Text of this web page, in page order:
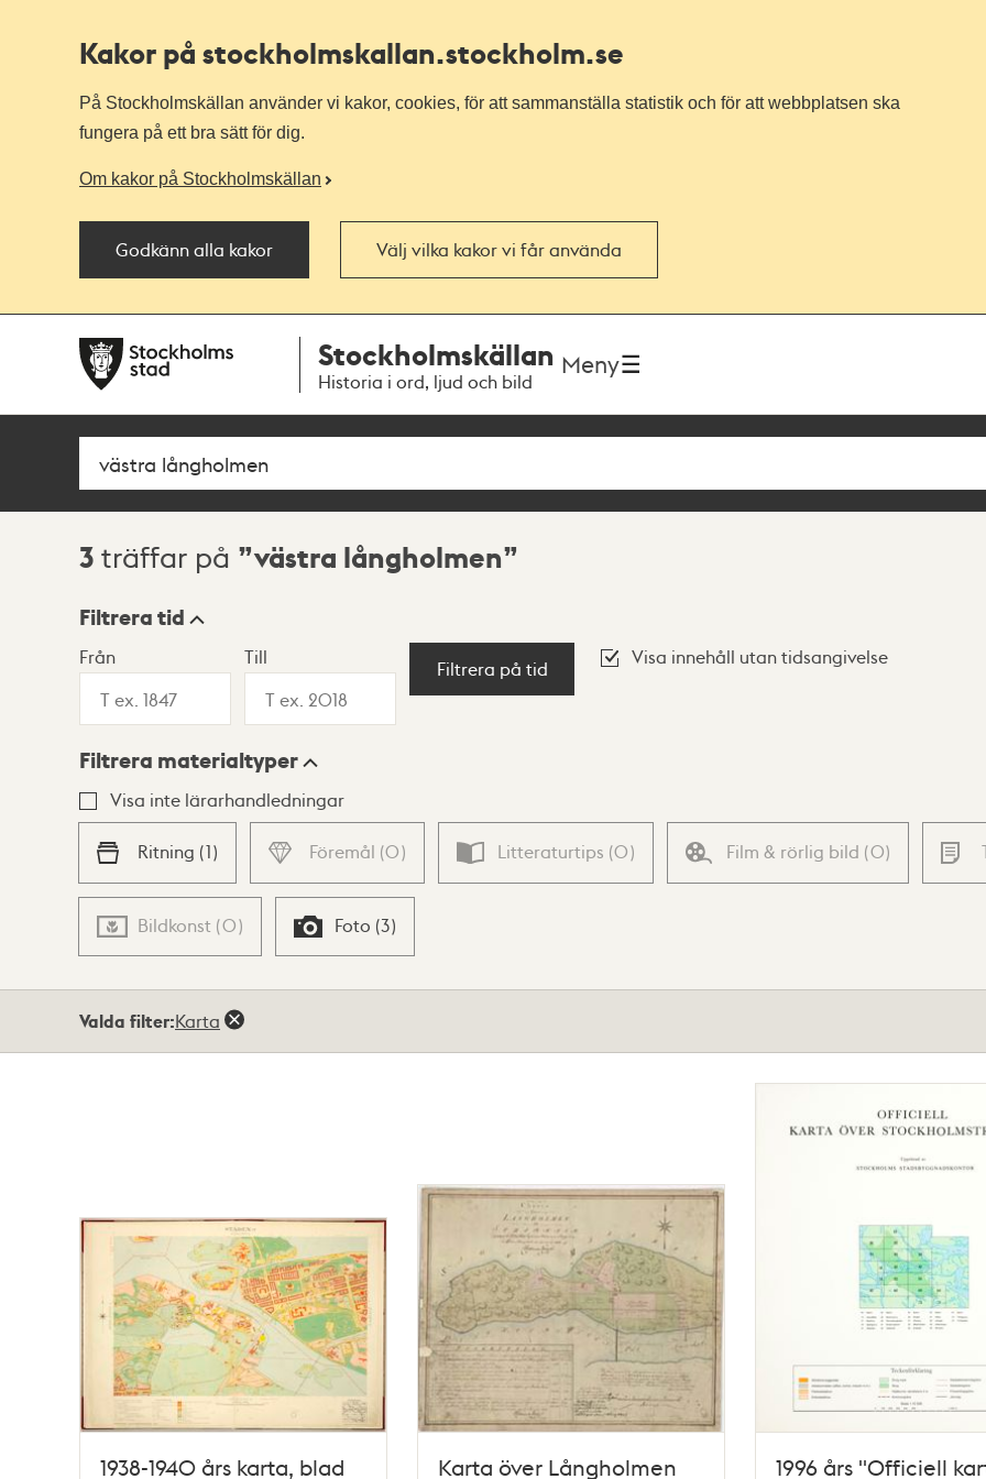
Kakor på stockholmskallan.stockholm.se
På Stockholmskällan använder vi kakor, cookies, för att sammanställa statistik och för att webbplatsen ska
fungera på ett bra sätt för dig.
Om kakor på Stockholmskällan
Godkänn alla kakor Välj vilka kakor vi får använda
navigationen
huvudinnehållet
Stockholmskällan
Historia i ord, ljud och bild
Meny
Sök
Sökresultat
3 träffar på västra långholmen
Visningsläge
Lista Karta
Filtrera tid
Från Till
Filtrera på tid
Visa innehåll utan tidsangivelse
Filtrera materialtyper
Visa inte lärarhandledningar
Ritning (1) Föremål (0) Litteraturtips (0) Film & rörlig bild (0)
Bildkonst (0) Foto (3)
Valda filter:Karta
1938-1940 års karta, blad Karta över Långholmen 1996 års "Officiell